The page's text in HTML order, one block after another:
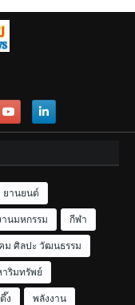
ยานยนต์
านมหกรรม กีฬา
ม ศิลปะ วัฒนธรรม
าริมทรัพย์
ง พลังงาน